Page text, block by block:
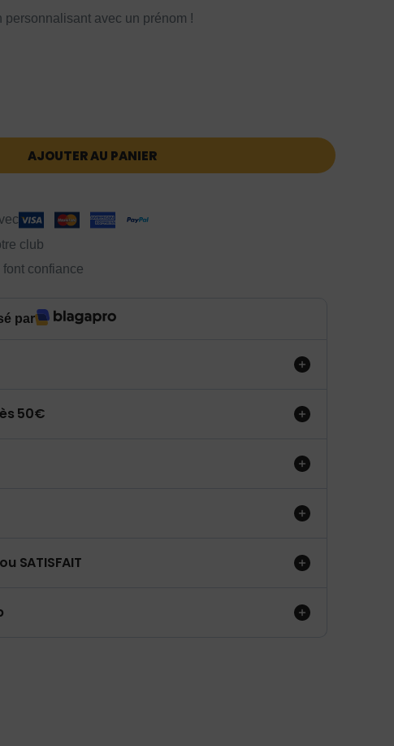
personnalisant avec un prénom !
AJOUTER AU PANIER
club
confiance
par
50€
SATISFAIT